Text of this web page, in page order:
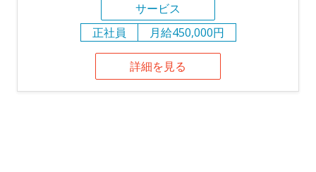
サービス
正社員
月給450,000円
詳細を見る